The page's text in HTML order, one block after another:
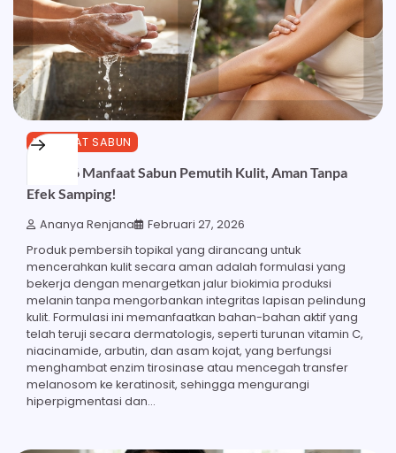
MANFAAT SABUN
Inilah 26 Manfaat Sabun Pemutih Kulit, Aman Tanpa
Efek Samping!
Ananya Renjana Februari 27, 2026
Produk pembersih topikal yang dirancang untuk
mencerahkan kulit secara aman adalah formulasi yang
bekerja dengan menargetkan jalur biokimia produksi
melanin tanpa mengorbankan integritas lapisan pelindung
kulit. Formulasi ini memanfaatkan bahan-bahan aktif yang
telah teruji secara dermatologis, seperti turunan vitamin C,
niacinamide, arbutin, dan asam kojat, yang berfungsi
menghambat enzim tirosinase atau mencegah transfer
melanosom ke keratinosit, sehingga mengurangi
hiperpigmentasi dan…